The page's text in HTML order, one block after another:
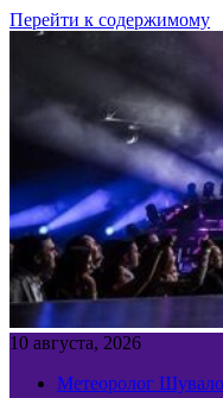
Перейти к содержимому
10 августа, 2026
Метеоролог